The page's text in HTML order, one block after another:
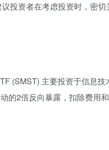
投资者在考虑投资时，密切
(SMST) 主要投资于信息
的2倍反向暴露，扣除费用和